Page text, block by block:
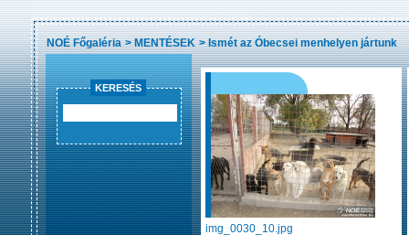
NOÉ Főgaléria >MENTÉSEK >Ismét az Óbecsei menhelyen jártunk
KERESÉS
img_0030_10.jpg